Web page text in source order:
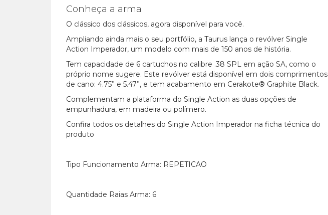
Conheça a arma
O clássico dos clássicos, agora disponível para você.
Ampliando ainda mais o seu portfólio, a Taurus lança o revólver Single
Action Imperador, um modelo com mais de 150 anos de história.
Tem capacidade de 6 cartuchos no calibre .38 SPL em ação SA, como o
próprio nome sugere. Este revólver está disponível em dois comprimentos
de cano: 4.75” e 5.47”, e tem acabamento em Cerakote® Graphite Black.
Complementam a plataforma do Single Action as duas opções de
empunhadura, em madeira ou polímero.
Confira todos os detalhes do Single Action Imperador na ficha técnica do
produto
Tipo Funcionamento Arma: REPETICAO
Quantidade Raias Arma: 6